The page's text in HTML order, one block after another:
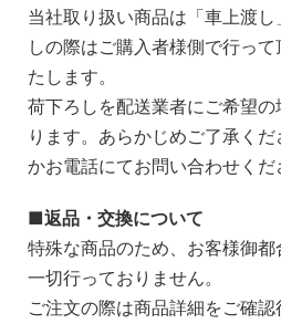
当社取り扱い商品は「車上渡
しの際はご購入者様側で行っ
たします。
荷下ろしを配送業者にご希望
ります。あらかじめご了承く
かお電話にてお問い合わせくだ
返品・交換について
特殊な商品のため、お客様御
一切行っておりません。
ご注文の際は商品詳細をご確